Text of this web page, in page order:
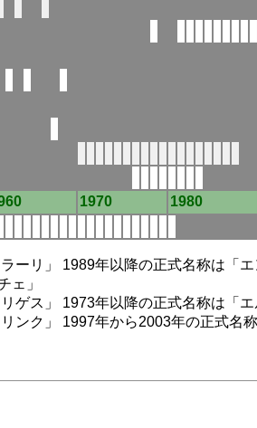
1970 1980
ーリ」 1989年以降の正式名称は「
ェ」
ゲス」 1973年以降の正式名称は「エ
ンク」 1997年から2003年の正式名称